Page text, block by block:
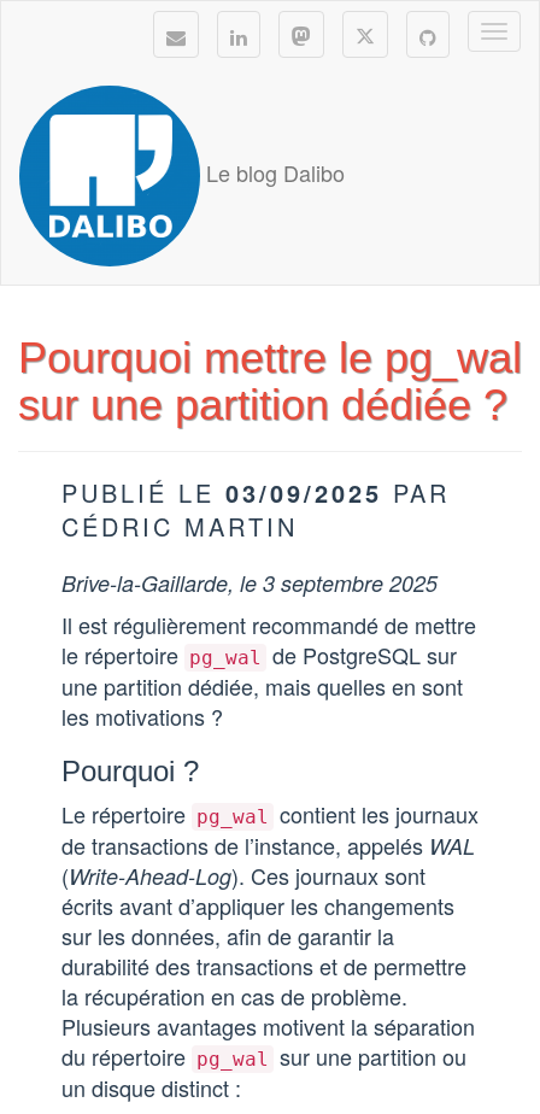
Le blog Dalibo
Pourquoi mettre le pg_wal
sur une partition dédiée ?
PUBLIÉ LE 03/09/2025 PAR
CÉDRIC MARTIN
Brive-la-Gaillarde, le 3 septembre 2025
Il est régulièrement recommandé de mettre
le répertoire pg_wal de PostgreSQL sur
une partition dédiée, mais quelles en sont
les motivations ?
Pourquoi ?
Le répertoire pg_wal contient les journaux
de transactions de l’instance, appelés WAL
(Write-Ahead-Log). Ces journaux sont
écrits avant d’appliquer les changements
sur les données, afin de garantir la
durabilité des transactions et de permettre
la récupération en cas de problème.
Plusieurs avantages motivent la séparation
du répertoire pg_wal sur une partition ou
un disque distinct :